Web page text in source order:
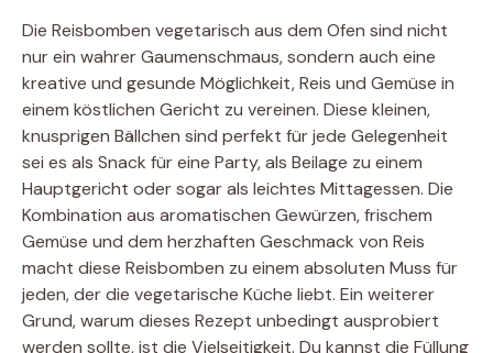
Die Reisbomben vegetarisch aus dem Ofen sind nicht
nur ein wahrer Gaumenschmaus, sondern auch eine
kreative und gesunde Möglichkeit, Reis und Gemüse in
einem köstlichen Gericht zu vereinen. Diese kleinen,
knusprigen Bällchen sind perfekt für jede Gelegenheit 
sei es als Snack für eine Party, als Beilage zu einem
Hauptgericht oder sogar als leichtes Mittagessen. Die
Kombination aus aromatischen Gewürzen, frischem
Gemüse und dem herzhaften Geschmack von Reis
macht diese Reisbomben zu einem absoluten Muss für
jeden, der die vegetarische Küche liebt. Ein weiterer
Grund, warum dieses Rezept unbedingt ausprobiert
werden sollte, ist die Vielseitigkeit. Du kannst die Füllung